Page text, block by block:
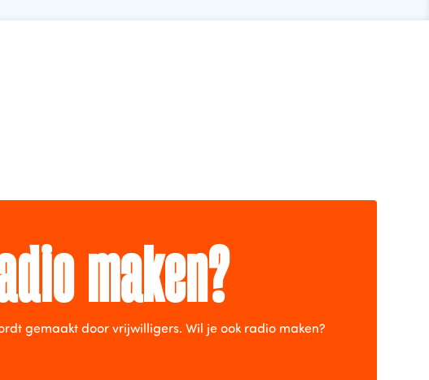
maken?
gemaakt door vrijwilligers. Wil je ook radio maken?